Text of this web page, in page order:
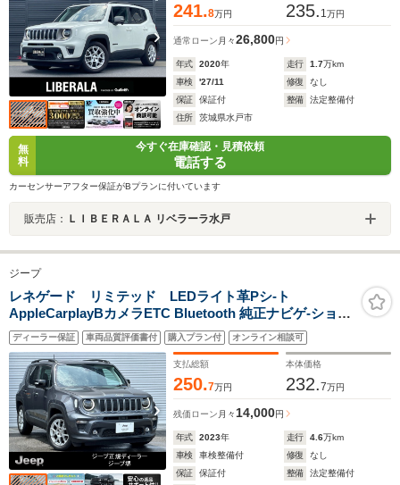
241.8万円 235. 1万円
通常ローン 月々26,800円
年式 2020年 走行 1.7万km
車検
'27/11 修復
なし
保証
保証付 整備
法定整備付
住所
茨城県水戸市
無
料
今すぐ在庫確認・見積依頼
電話する
カーセンサーアフター保証がBプランに付いています
販売店： ＬＩＢＥＲＡＬＡ リベラーラ水戸
ジープ
レネゲード リミテッド LEDライト革Pシ-ト
AppleCarplayBカメラETC Bluetooth 純正ナビゲ-ション
前面衝突警報 障害物センサー アダプティブクルーズコン
トロ-ル シ-トヒ-タ- リアトラフィックモニタ- レーンキー
プアシスト 認定中古車保証
ディーラー保証 車両品質評価書付 購入プラン付 オンライン相談可
支払総額
250.7万円
本体価格
232.7万円
残価ローン 月々 14,000円
年式 2023年 走行 4.6万km
車検
車検整備付 修復
なし
保証
保証付 整備
法定整備付